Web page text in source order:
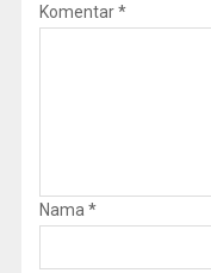
Komentar*
Nama *